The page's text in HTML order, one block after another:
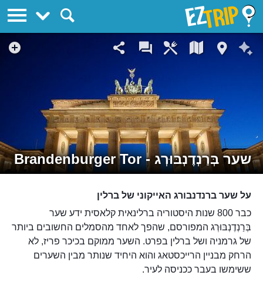
שער בְּרַנְדֶנְבּוּרְג - Brandenburger Tor
על שער ברנדנבורג האייקוני של ברלין
כבר 800 שנות היסטוריה ברלינאית קלאסית ידע שער
בְּרַנְדֶנְבּוּרְג המפורסם, שהפך לאחד מהסמלים החשובים ביותר
של גרמניה ושל ברלין בפרט. השער ממוקם בכיכר פריז, לא
הרחק מבניין הרייכסטאג והוא היחיד שנותר מבין השערים
ששימשו בעבר ככניסה לעיר.
EZTrip